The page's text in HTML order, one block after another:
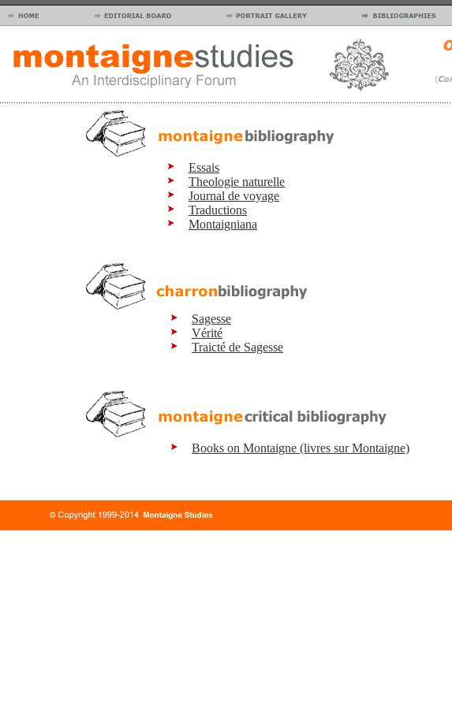
Essais
Theologie naturelle
Journal de voyage
Traductions
Montaigniana
Sagesse
Vérité
Traicté de Sagesse
Books on Montaigne (livres sur Montaigne)